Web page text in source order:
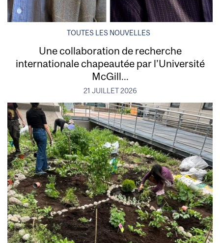
TOUTES LES NOUVELLES
Une collaboration de recherche
internationale chapeautée par l’Université
McGill...
21 JUILLET 2026